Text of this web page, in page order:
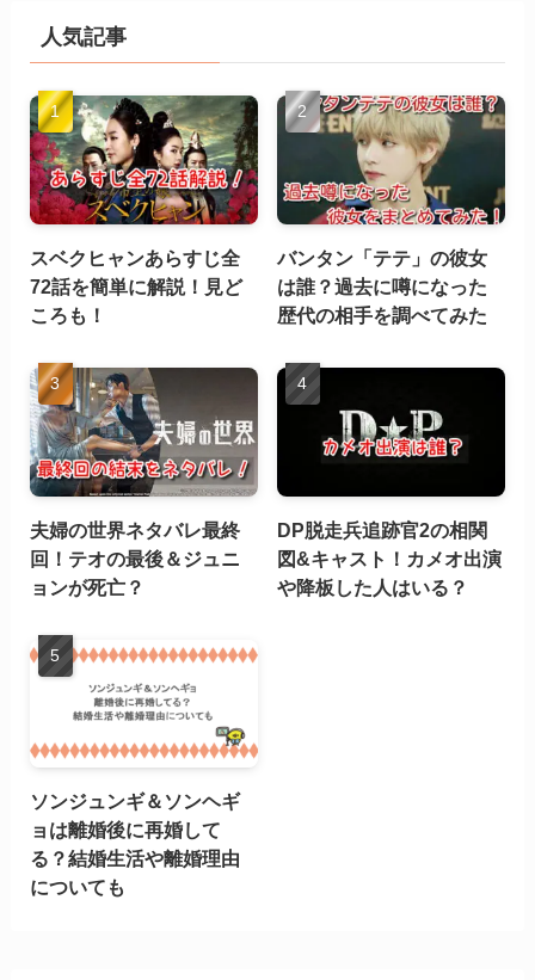
人気記事
スベクヒャンあらすじ全
72話を簡単に解説！見ど
ころも！
バンタン「テテ」の彼女
は誰？過去に噂になった
歴代の相手を調べてみた
夫婦の世界ネタバレ最終
回！テオの最後＆ジュニ
ョンが死亡？
DP脱走兵追跡官2の相関
図&キャスト！カメオ出演
や降板した人はいる？
ソンジュンギ＆ソンヘギ
ョは離婚後に再婚して
る？結婚生活や離婚理由
についても